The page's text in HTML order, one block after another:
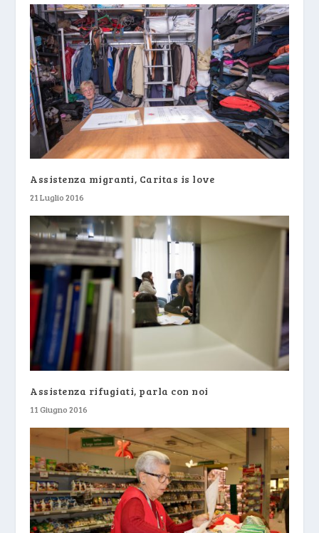
Assistenza migranti, Caritas is love
21 Luglio 2016
Assistenza rifugiati, parla con noi
11 Giugno 2016